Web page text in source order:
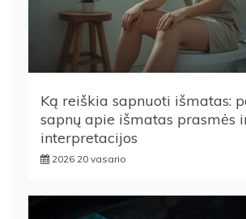
Ką reiškia sapnuoti išmatas:
sapnų apie išmatas prasmės
interpretacijos
2026 20 vasario